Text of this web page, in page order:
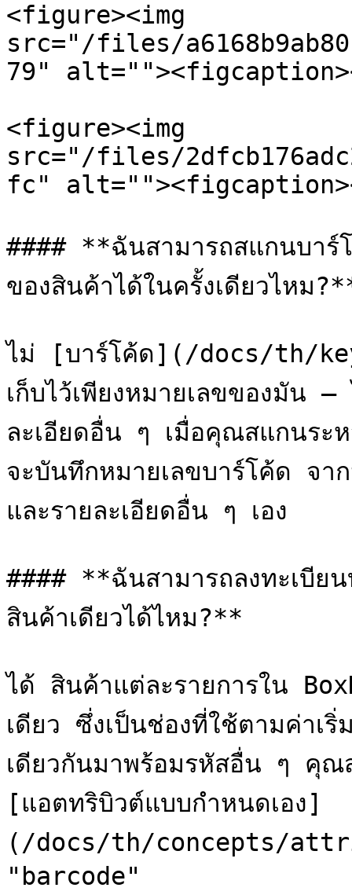
<figure><img
src="/files/
79"
<figure><img
src="/files/
fc"
#### **ฉันสามารถสแกนบาร์
ของสินค้าได้ในครั้งเดียวไหม
ไม่ [บาร์โค้ด](/docs/th/
เก็บไว้เพียงหมายเลขของมัน
ละเอียดอื่น ๆ เมื่อคุณสแกนระ
จะบันทึกหมายเลขบาร์โค้ด จ
และรายละเอียดอื่น ๆ เอง
#### **ฉันสามารถลงทะเบียน
สินค้าเดียวได้ไหม?**
ได้ สินค้าแต่ละรายการใน
เดียว ซึ่งเป็นช่องที่ใช้ตามค่าเ
เดียวกันมาพร้อมรหัสอื่น ๆ คุณ
[แอตทริบิวต์แบบกำหนดเอง]
(/docs/th/concepts/
"barcode"